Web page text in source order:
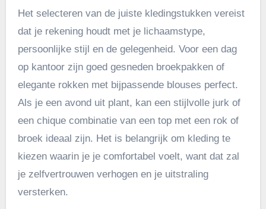
Het selecteren van de juiste kledingstukken vereist
dat je rekening houdt met je lichaamstype,
persoonlijke stijl en de gelegenheid. Voor een dag
op kantoor zijn goed gesneden broekpakken of
elegante rokken met bijpassende blouses perfect.
Als je een avond uit plant, kan een stijlvolle jurk of
een chique combinatie van een top met een rok of
broek ideaal zijn. Het is belangrijk om kleding te
kiezen waarin je je comfortabel voelt, want dat zal
je zelfvertrouwen verhogen en je uitstraling
versterken.